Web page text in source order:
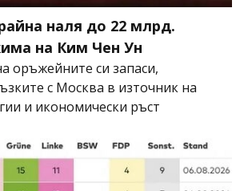
наля до 22 млрд.
на Ким Чен Ун
оръжейните си запаси,
с Москва в източник на
и икономически ръст